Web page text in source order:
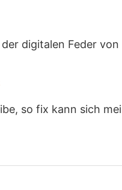
digitalen Feder
so fix kann sich